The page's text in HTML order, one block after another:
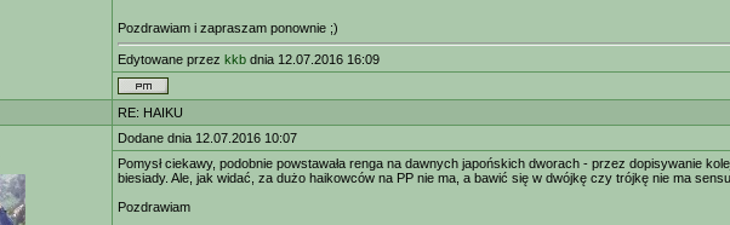
Pozdrawiam i zapraszam ponownie ;)
Edytowane przez kkb dnia 12.07.2016 16:09
RE: HAIKU
Dodane dnia 12.07.2016 10:07
Pomysł ciekawy, podobnie powstawała renga na dawnych japońskich dworach - przez dopisywanie
biesiady. Ale, jak widać, za dużo haikowców na PP nie ma, a bawić się w dwójkę czy trójkę nie ma sensu.
Pozdrawiam